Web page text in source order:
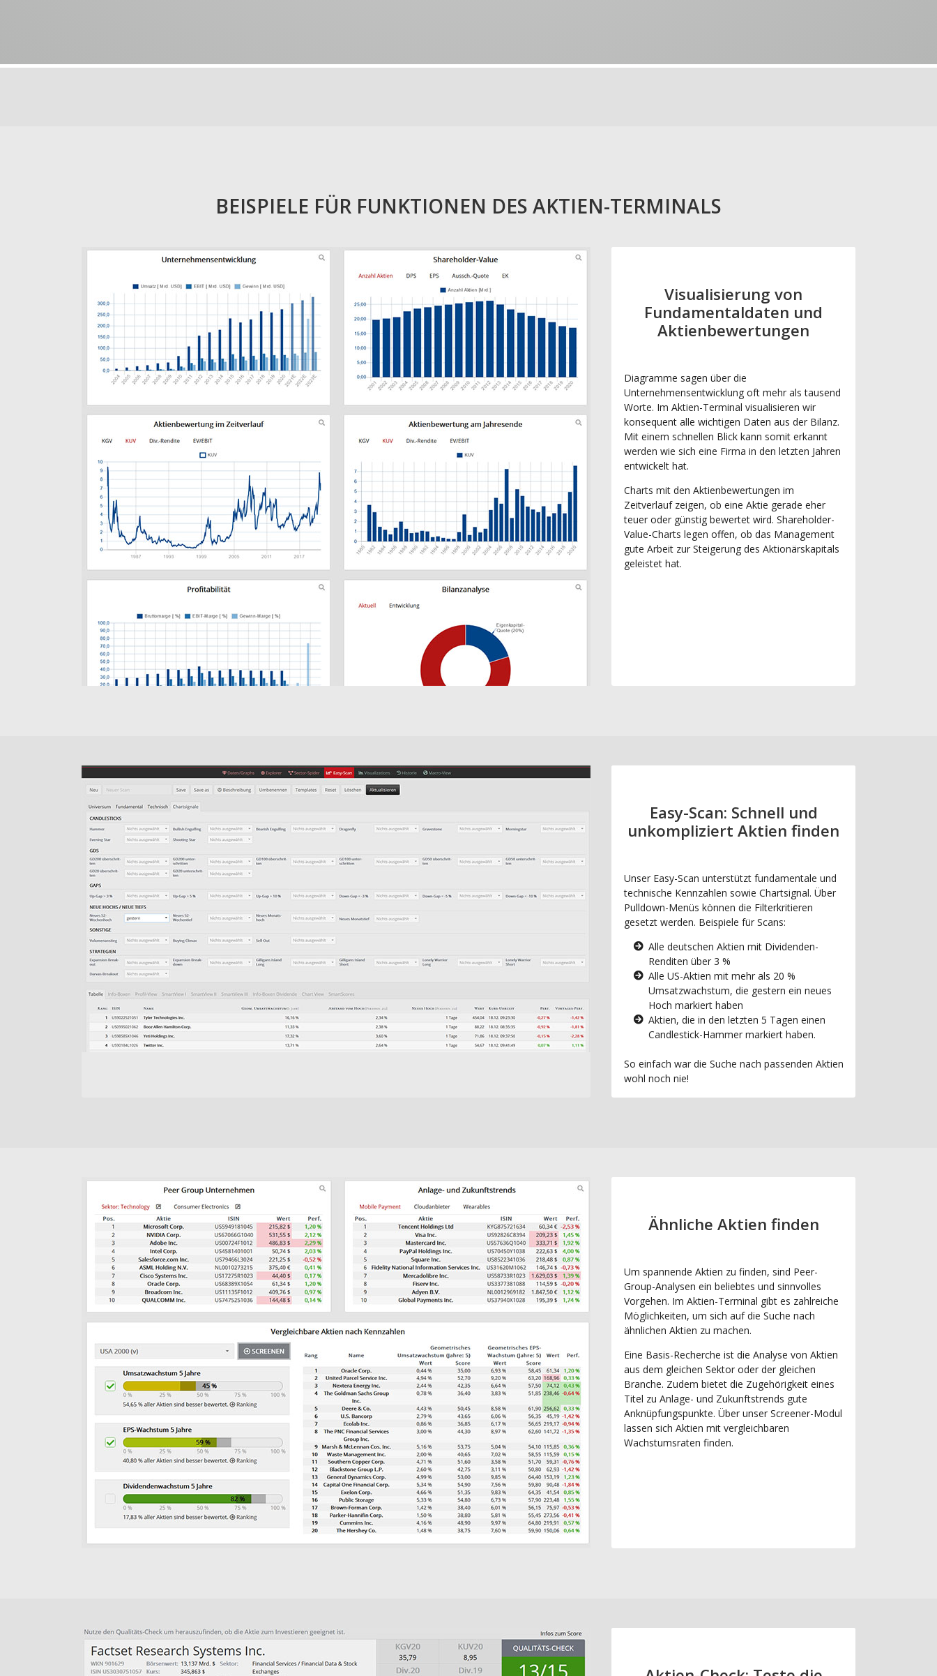
BEISPIELE FÜR FUNKTIONEN DES AKTIEN-TERMINALS
Visualisierung von
Fundamentaldaten und
Aktienbewertungen
Diagramme sagen über die
Unternehmensentwicklung oft mehr als tausend
Worte. Im Aktien-Terminal visualisieren wir
konsequent alle wichtigen Daten aus der Bilanz.
Mit einem schnellen Blick kann somit erkannt
werden wie sich eine Firma in den letzten Jahren
entwickelt hat.
Charts mit den Aktienbewertungen im
Zeitverlauf zeigen, ob eine Aktie gerade eher
teuer oder günstig bewertet wird. Shareholder-
Value-Charts legen offen, ob das Management
gute Arbeit zur Steigerung des Aktionärskapitals
geleistet hat.
Easy-Scan: Schnell und
unkompliziert Aktien finden
Unser Easy-Scan unterstützt fundamentale und
technische Kennzahlen sowie Chartsignal. Über
Pulldown-Menüs können die Filterkritieren
gesetzt werden. Beispiele für Scans:
Alle deutschen Aktien mit Dividenden-
Renditen über 3 %
Alle US-Aktien mit mehr als 20 %
Umsatzwachstum, die gestern ein neues
Hoch markiert haben
Aktien, die in den letzten 5 Tagen einen
Candlestick-Hammer markiert haben.
So einfach war die Suche nach passenden Aktien
wohl noch nie!
Ähnliche Aktien finden
Um spannende Aktien zu finden, sind Peer-
Group-Analysen ein beliebtes und sinnvolles
Vorgehen. Im Aktien-Terminal gibt es zahlreiche
Möglichkeiten, um sich auf die Suche nach
ähnlichen Aktien zu machen.
Eine Basis-Recherche ist die Analyse von Aktien
aus dem gleichen Sektor oder der gleichen
Branche. Zudem bietet die Zugehörigkeit eines
Titel zu Anlage- und Zukunftstrends gute
Anknüpfungspunkte. Über unser Screener-Modul
lassen sich Aktien mit vergleichbaren
Wachstumsraten finden.